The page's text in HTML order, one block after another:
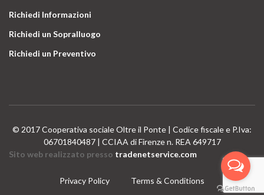
Richiedi Informazioni
Richiedi un Sopralluogo
Richiedi un Preventivo
© 2017 Cooperativa sociale Oltre il Ponte | Codice fiscale e P.Iva:
06701840487 | CCIAA di Firenze n. REA 649717
Sito web realizzato presso tradenetservice.com
Privacy Policy Terms & Conditions